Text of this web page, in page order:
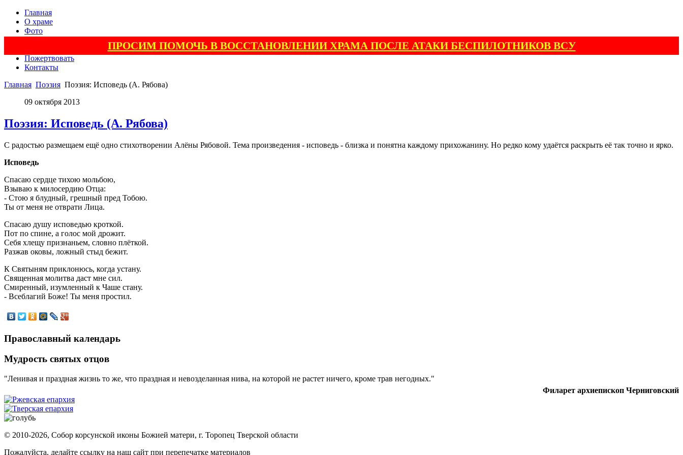
Главная
О храме
Фото
Пожертвовать
Контакты
ПРОСИМ ПОМОЧЬ В ВОССТАНОВЛЕНИИ ХРАМА ПОСЛЕ АТАКИ БЕСПИЛОТНИКОВ ВСУ
Главная Поэзия Поэзия: Исповедь (А. Рябова)
09 октября 2013
Поэзия: Исповедь (А. Рябова)
С радостью размещаем ещё одно стихотворении Алёны Рябовой. Тема произведения - исповедь - близка и понятна каждому прихожанину. Но редко кому удаётся раскрыть её так точно и ярко.
Исповедь
Спасаю сердце тихою мольбою,
Взываю к милосердию Отца:
- Стою я блудный, грешный пред Тобою.
Ты от меня не отврати Лица.
Спасаю душу исповедью кроткой.
Пот по спине, а голос мой дрожит.
Себя хлещу признаньем, словно плёткой.
Разжав оковы, ложный стыд бежит.
К Святыням приклонюсь, когда устану.
Священная молитва даст мне сил.
Смиренный, изумленный к Чаше стану.
- Всеблагий Боже! Ты меня простил.
Православный календарь
Мудрость святых отцов
"Ленивая и праздная жизнь то же, что праздная и невозделанная нива, на которой не растет ничего, кроме трав негодных."
Филарет архиепископ Черниговский
© 2010-2026, Собор корсунской иконы Божией матери, г. Торопец Тверской области
Пожалуйста, делайте ссылку на наш сайт при перепечатке материалов